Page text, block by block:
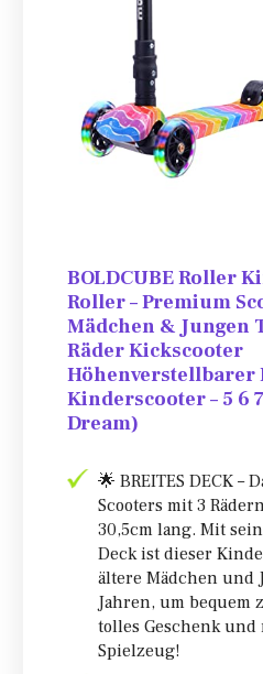
BOLDCUBE Roller
Roller – Premium
Mädchen & Jungen
Räder Kickscooter
Höhenverstellbarer
Kinderscooter – 5 6
Dream)
🌟 BREITES DECK –
Scooters mit 3
30,5cm lang. Mit
Deck ist dieser
ältere Mädchen und
Jahren, um bequem
tolles Geschenk
Spielzeug!